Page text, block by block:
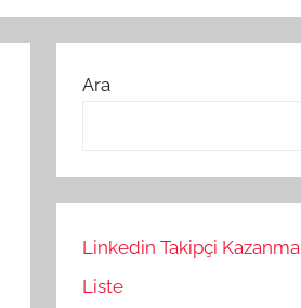
Ara
Linkedin Takipçi Kazanma
Liste